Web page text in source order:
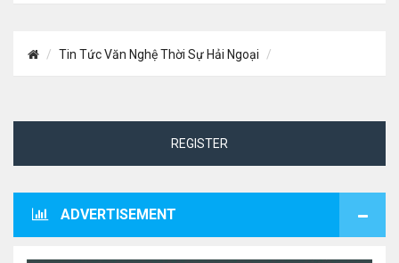
Tin Tức Văn Nghệ Thời Sự Hải Ngoại
REGISTER
ADVERTISEMENT